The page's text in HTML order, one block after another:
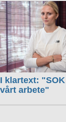
I klartext:
vårt arbete"